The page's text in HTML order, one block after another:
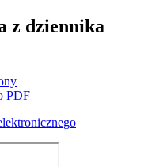
z dziennika
PDF